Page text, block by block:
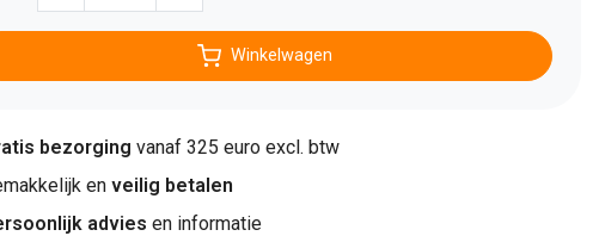
Winkelwagen
bezorging vanaf 325 euro excl. btw
en veilig betalen
advies en informatie